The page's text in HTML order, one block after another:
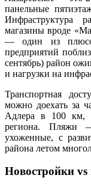
панельные
Инфраструктура
магазины вроде
— один из
предприятий
сентябрь) район
и нагрузки на
Транспортная
можно доехать за
Адлера в 100 км,
региона. Пляжи
ухоженные, с
района летом
Новостройки vs